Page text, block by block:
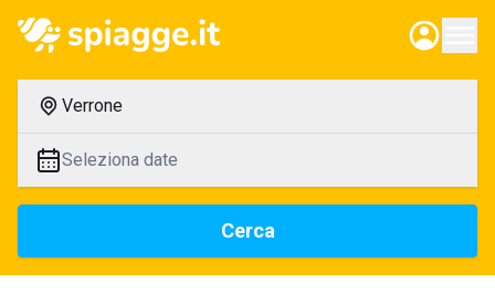
Verrone
Seleziona date
Cerca